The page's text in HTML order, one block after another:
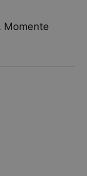
Momente